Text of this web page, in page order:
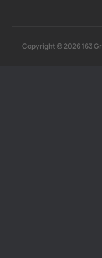
Copyright © 2026 163